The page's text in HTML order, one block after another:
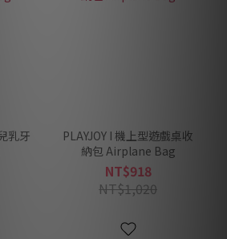
乳牙
PLAYJOY I 機上型遊戲桌收
納包 Airplane Bag
NT$918
NT$1,020